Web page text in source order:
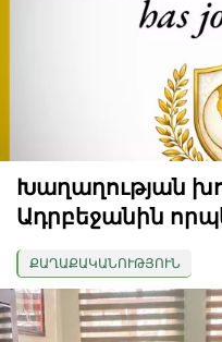
Խաղաղության
Ադրբեջանին
ՔԱՂԱՔԱԿԱՆՈՒԹՅՈՒՆ